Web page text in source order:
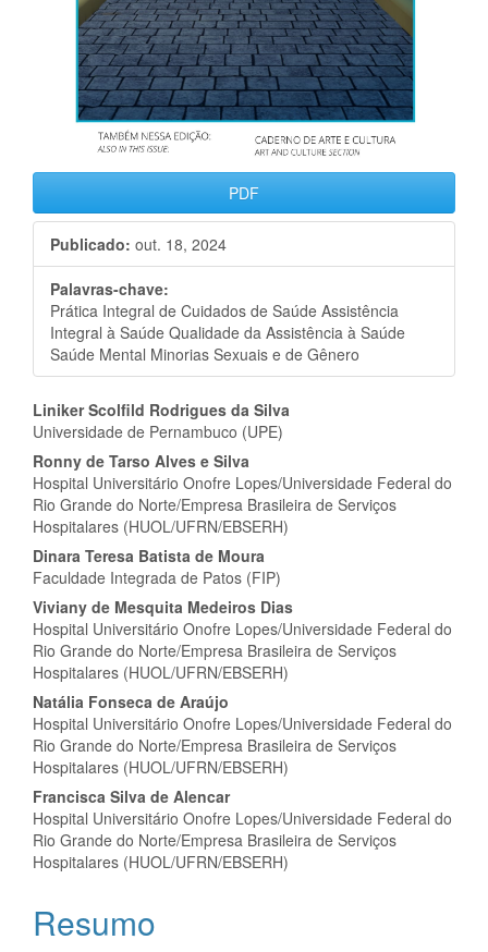
PDF
Publicado: out. 18, 2024
Palavras-chave:
Prática Integral de Cuidados de Saúde Assistência
Integral à Saúde Qualidade da Assistência à Saúde
Saúde Mental Minorias Sexuais e de Gênero
Conteúdo
do
artigo
principal
Liniker Scolfild Rodrigues da Silva
Universidade de Pernambuco (UPE)
Ronny de Tarso Alves e Silva
Hospital Universitário Onofre Lopes/Universidade Federal do
Rio Grande do Norte/Empresa Brasileira de Serviços
Hospitalares (HUOL/UFRN/EBSERH)
Dinara Teresa Batista de Moura
Faculdade Integrada de Patos (FIP)
Viviany de Mesquita Medeiros Dias
Hospital Universitário Onofre Lopes/Universidade Federal do
Rio Grande do Norte/Empresa Brasileira de Serviços
Hospitalares (HUOL/UFRN/EBSERH)
Natália Fonseca de Araújo
Hospital Universitário Onofre Lopes/Universidade Federal do
Rio Grande do Norte/Empresa Brasileira de Serviços
Hospitalares (HUOL/UFRN/EBSERH)
Francisca Silva de Alencar
Hospital Universitário Onofre Lopes/Universidade Federal do
Rio Grande do Norte/Empresa Brasileira de Serviços
Hospitalares (HUOL/UFRN/EBSERH)
Resumo